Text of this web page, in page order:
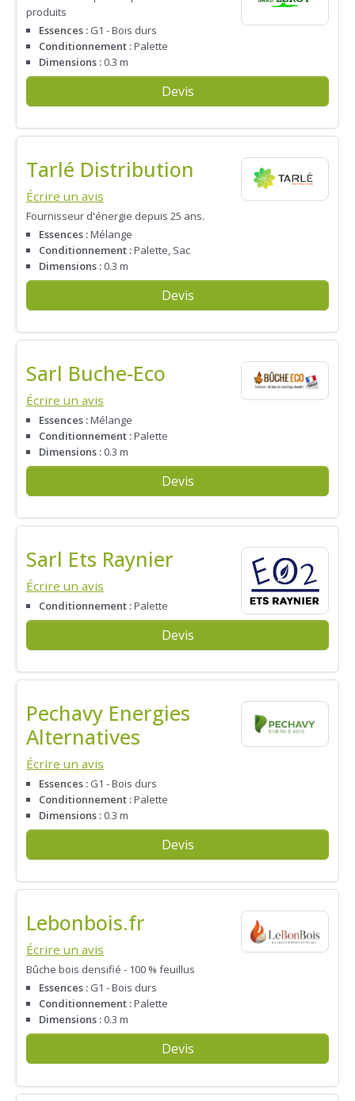
produits
Essences : G1 - Bois durs
Conditionnement :Palette
Dimensions : 0.3 m
Devis
Tarlé Distribution
Écrire un avis
Fournisseur d'énergie depuis 25 ans.
Essences :Mélange
Conditionnement :Palette, Sac
Dimensions : 0.3 m
Devis
Sarl Buche-Eco
Écrire un avis
Essences :Mélange
Conditionnement :Palette
Dimensions : 0.3 m
Devis
Sarl Ets Raynier
Écrire un avis
Conditionnement :Palette
Devis
Pechavy Energies
Alternatives
Écrire un avis
Essences : G1 - Bois durs
Conditionnement :Palette
Dimensions : 0.3 m
Devis
Lebonbois.fr
Écrire un avis
Bûche bois densifié - 100 % feuillus
Essences : G1 - Bois durs
Conditionnement :Palette
Dimensions : 0.3 m
Devis